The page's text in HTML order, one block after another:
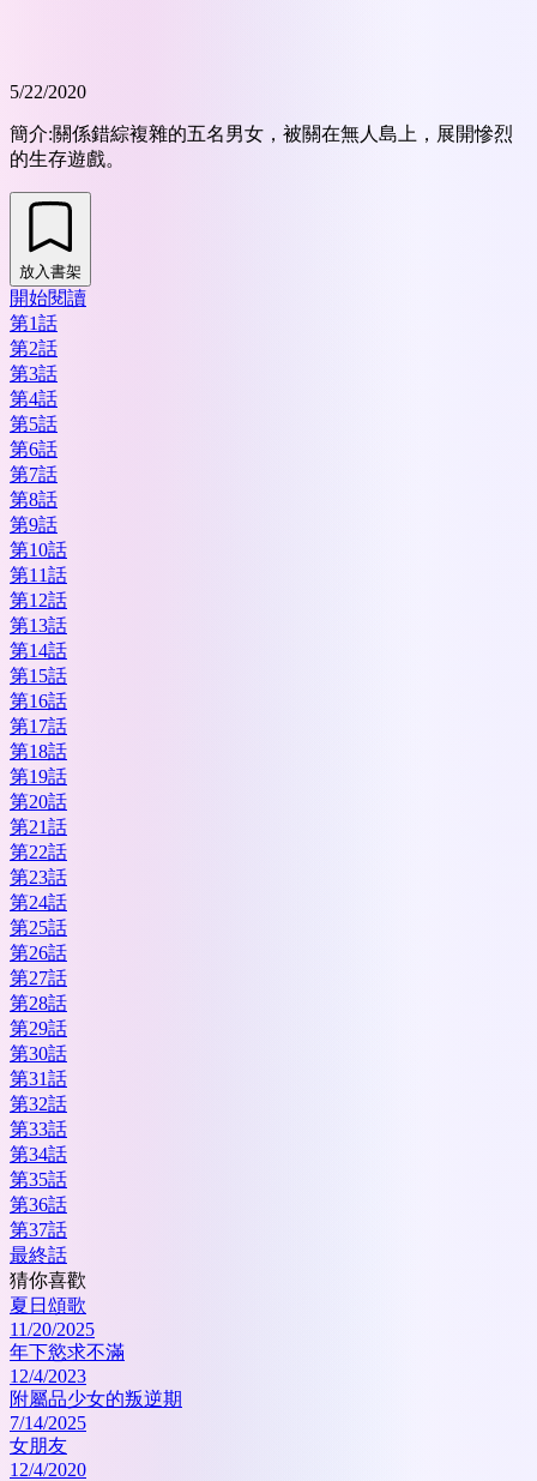
5/22/2020
簡介:關係錯綜複雜的五名男女，被關在無人島上，展開慘烈
的生存遊戲。
放入書架
開始閱讀
第1話
第2話
第3話
第4話
第5話
第6話
第7話
第8話
第9話
第10話
第11話
第12話
第13話
第14話
第15話
第16話
第17話
第18話
第19話
第20話
第21話
第22話
第23話
第24話
第25話
第26話
第27話
第28話
第29話
第30話
第31話
第32話
第33話
第34話
第35話
第36話
第37話
最終話
猜你喜歡
夏日頌歌
11/20/2025
年下慾求不滿
12/4/2023
附屬品少女的叛逆期
7/14/2025
女朋友
12/4/2020